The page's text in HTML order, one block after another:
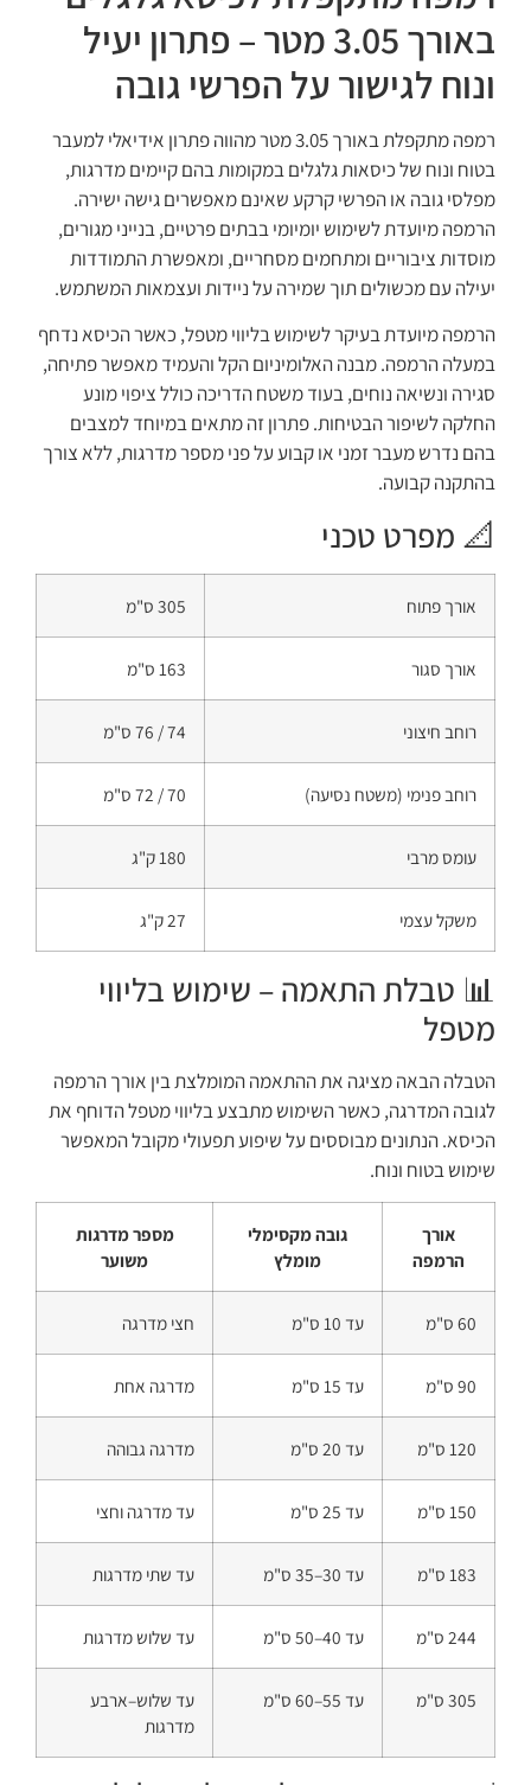
באורך 3.05 מטר – פתרון יעיל
ונוח לגישור על הפרשי גובה
רמפה מתקפלת באורך 3.05 מטר מהווה פתרון אידיאלי למעבר
בטוח ונוח של כיסאות גלגלים במקומות בהם קיימים מדרגות,
מפלסי גובה או הפרשי קרקע שאינם מאפשרים גישה ישירה.
הרמפה מיועדת לשימוש יומיומי בבתים פרטיים, בנייני מגורים,
מוסדות ציבוריים ומתחמים מסחריים, ומאפשרת התמודדות
יעילה עם מכשולים תוך שמירה על ניידות ועצמאות המשתמש.
הרמפה מיועדת בעיקר לשימוש בליווי מטפל, כאשר הכיסא נדחף
במעלה הרמפה. מבנה האלומיניום הקל והעמיד מאפשר פתיחה,
סגירה ונשיאה נוחים, בעוד משטח הדריכה כולל ציפוי מונע
החלקה לשיפור הבטיחות. פתרון זה מתאים במיוחד למצבים
בהם נדרש מעבר זמני או קבוע על פני מספר מדרגות, ללא צורך
בהתקנה קבועה.
📐 מפרט טכני
אורך פתוח 305 ס"מ
אורך סגור 163 ס"מ
רוחב חיצוני 74 / 76 ס"מ
רוחב פנימי (משטח נסיעה) 70 / 72 ס"מ
עומס מרבי 180 ק"ג
משקל עצמי 27 ק"ג
📊 טבלת התאמה – שימוש בליווי
מטפל
הטבלה הבאה מציגה את ההתאמה המומלצת בין אורך הרמפה
לגובה המדרגה, כאשר השימוש מתבצע בליווי מטפל הדוחף את
הכיסא. הנתונים מבוססים על שיפוע תפעולי מקובל המאפשר
שימוש בטוח ונוח.
אורך
הרמפה
גובה מקסימלי
מומלץ
מספר מדרגות
משוער
60 ס"מ עד 10 ס"מ חצי מדרגה
90 ס"מ עד 15 ס"מ מדרגה אחת
120 ס"מ עד 20 ס"מ מדרגה גבוהה
150 ס"מ עד 25 ס"מ עד מדרגה וחצי
183 ס"מ עד 30–35 ס"מ עד שתי מדרגות
244 ס"מ עד 40–50 ס"מ עד שלוש מדרגות
305 ס"מ עד 55–60 ס"מ
עד שלוש–ארבע
מדרגות